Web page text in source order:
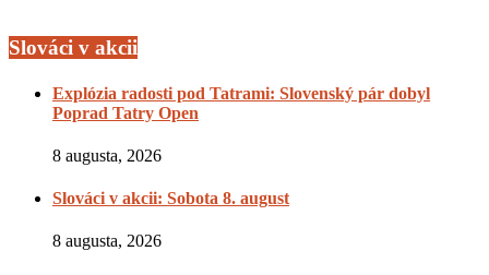
Slováci v akcii
Explózia radosti pod Tatrami: Slovenský pár dobyl
Poprad Tatry Open
8 augusta, 2026
Slováci v akcii: Sobota 8. august
8 augusta, 2026